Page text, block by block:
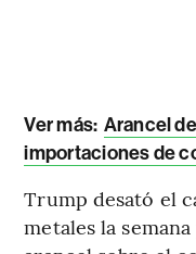
Ver más: Arancel
importaciones de
Trump desató el
metales la